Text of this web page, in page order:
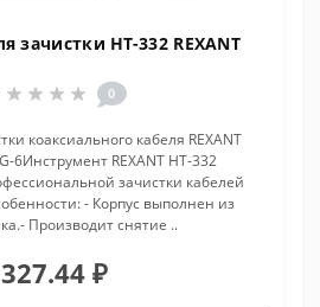
зачистки HT-332 REXANT
0
коаксиального кабеля REXANT
6Инструмент REXANT HT-332
зачистки кабелей
- Корпус выполнен из
Производит снятие ..
327.44 ₽